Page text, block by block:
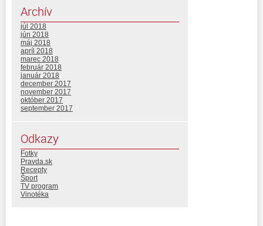
Archív
júl 2018
jún 2018
máj 2018
apríl 2018
marec 2018
február 2018
január 2018
december 2017
november 2017
október 2017
september 2017
Odkazy
Fotky
Pravda.sk
Recepty
Šport
TV program
Vinotéka